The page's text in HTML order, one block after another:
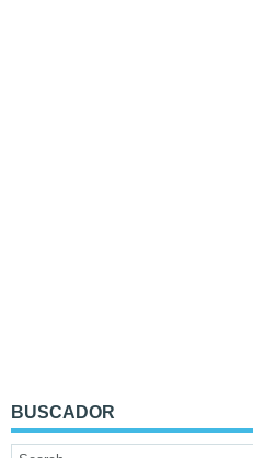
BUSCADOR